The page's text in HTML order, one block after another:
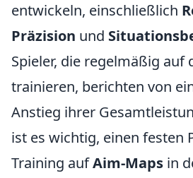
entwickeln, einschließlich
Präzision und
Spieler, die regelmäßig auf
trainieren, berichten von
Anstieg ihrer
ist es wichtig, einen festen
Training aufAim-Maps in